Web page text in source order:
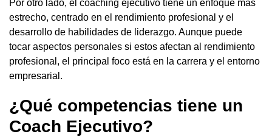
Por otro lado, el coaching ejecutivo tiene un enfoque más
estrecho, centrado en el rendimiento profesional y el
desarrollo de habilidades de liderazgo. Aunque puede
tocar aspectos personales si estos afectan al rendimiento
profesional, el principal foco está en la carrera y el entorno
empresarial.
¿Qué competencias tiene un
Coach Ejecutivo?